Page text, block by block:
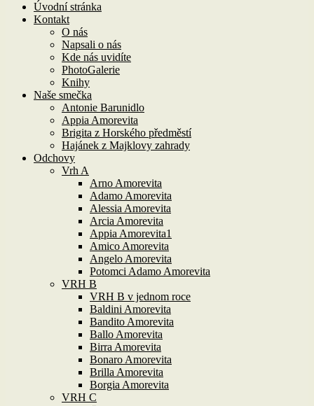
Úvodní stránka
Kontakt
O nás
Napsali o nás
Kde nás uvidíte
PhotoGalerie
Knihy
Naše smečka
Antonie Barunidlo
Appia Amorevita
Brigita z Horského předměstí
Hajánek z Majklovy zahrady
Odchovy
Vrh A
Arno Amorevita
Adamo Amorevita
Alessia Amorevita
Arcia Amorevita
Appia Amorevita1
Amico Amorevita
Angelo Amorevita
Potomci Adamo Amorevita
VRH B
VRH B v jednom roce
Baldini Amorevita
Bandito Amorevita
Ballo Amorevita
Birra Amorevita
Bonaro Amorevita
Brilla Amorevita
Borgia Amorevita
VRH C